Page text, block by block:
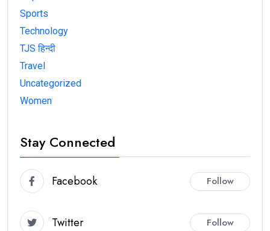
Sports
Technology
TJS हिन्दी
Travel
Uncategorized
Women
Stay Connected
Facebook Follow
Twitter Follow